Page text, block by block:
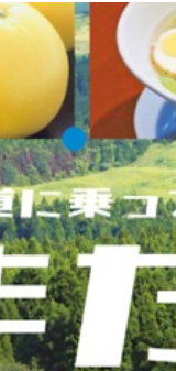
別府観光 古国府
地獄めぐり 城島高原
大分スイーツ 大
大分県立美術館 大分
子ども教室 子ども服
府内 投票
店 期間限定 本
炭火焼き 焼き
祝祭の広場 神社
動販売機 自転車
複合公共施設 観光